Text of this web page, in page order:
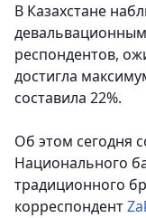
В Казахстане
респондентов,
достигла
составила 22%.
Об этом сегодня
Национального
традиционного
корреспондент